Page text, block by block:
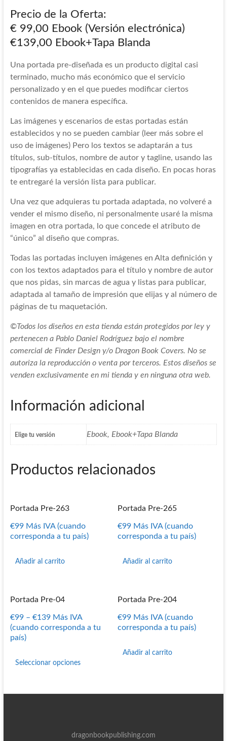
Precio de la Oferta:
€ 99,00 Ebook (Versión electrónica)
€139,00 Ebook+Tapa Blanda
Una portada pre-diseñada es un producto digital casi
terminado, mucho más económico que el servicio
personalizado y en el que puedes modificar ciertos
contenidos de manera específica.
Las imágenes y escenarios de estas portadas están
establecidos y no se pueden cambiar (leer más sobre el
uso de imágenes) Pero los textos se adaptarán a tus
títulos, sub-títulos, nombre de autor y tagline, usando las
tipografías ya establecidas en cada diseño. En pocas horas
te entregaré la versión lista para publicar.
Una vez que adquieras tu portada adaptada, no volveré a
vender el mismo diseño, ni personalmente usaré la misma
imagen en otra portada, lo que concede el atributo de
“único” al diseño que compras.
Todas las portadas incluyen imágenes en Alta definición y
con los textos adaptados para el título y nombre de autor
que nos pidas, sin marcas de agua y listas para publicar,
adaptada al tamaño de impresión que elijas y al número de
páginas de tu maquetación.
©Todos los diseños en esta tienda están protegidos por ley y
pertenecen a Pablo Daniel Rodríguez bajo el nombre
comercial de Finder Design y/o Dragon Book Covers. No se
autoriza la reproducción o venta por terceros. Estos diseños se
venden exclusivamente en mi tienda y en ninguna otra web.
Información adicional
Elige tu versión Ebook, Ebook+Tapa Blanda
Productos relacionados
Portada Pre-263
€99 Más IVA (cuando
corresponda a tu país)
Añadir al carrito
Portada Pre-265
€99 Más IVA (cuando
corresponda a tu país)
Añadir al carrito
Portada Pre-04
€99– €139 Más IVA
(cuando corresponda a tu
país)
Seleccionar opciones
pueden
Portada Pre-204
€99 Más IVA (cuando
corresponda a tu país)
Añadir al carrito
dragonbookpublishing.com